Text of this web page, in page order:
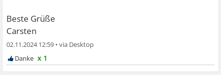
Beste Grüße
Carsten
02.11.2024 12:59 •
x 1